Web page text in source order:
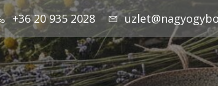
+36 20 935 2028